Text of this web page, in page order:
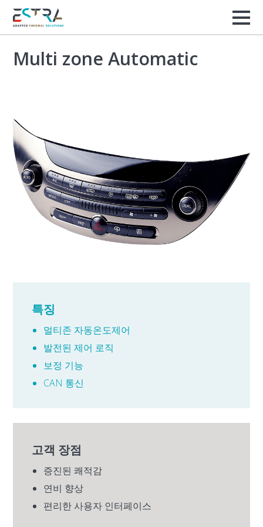
Multi zone Automatic
특징
멀티존 자동온도제어
발전된 제어 로직
보정 기능
CAN 통신
고객 장점
증진된 쾌적감
연비 향상
편리한 사용자 인터페이스